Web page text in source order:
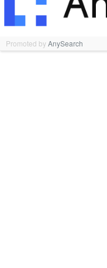
Promoted byAnySearch